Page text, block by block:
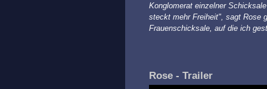
Konglomerat einzelner
steckt mehr Freiheit", sagt Rose
Frauenschicksale, auf die ich
Rose - Trailer